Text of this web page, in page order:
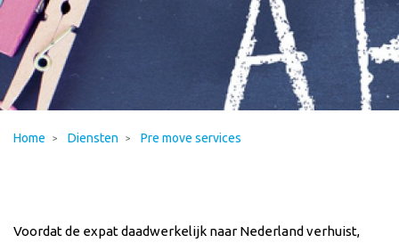
Home Diensten Pre move services
Voordat de expat daadwerkelijk naar Nederland verhuist,